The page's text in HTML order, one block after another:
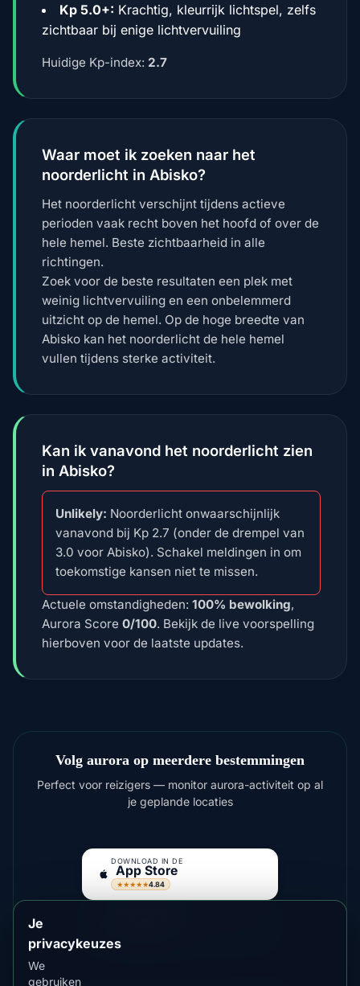
Kp 5.0+: Krachtig, kleurrijk lichtspel, zelfs
zichtbaar bij enige lichtvervuiling
Huidige Kp-index: 2.7
Waar moet ik zoeken naar het
noorderlicht in Abisko?
Het noorderlicht verschijnt tijdens actieve
perioden vaak recht boven het hoofd of over de
hele hemel. Beste zichtbaarheid in alle
richtingen.
Zoek voor de beste resultaten een plek met
weinig lichtvervuiling en een onbelemmerd
uitzicht op de hemel. Op de hoge breedte van
Abisko kan het noorderlicht de hele hemel
vullen tijdens sterke activiteit.
Kan ik vanavond het noorderlicht zien
in Abisko?
Unlikely: Noorderlicht onwaarschijnlijk
vanavond bij Kp 2.7 (onder de drempel van
3.0 voor Abisko). Schakel meldingen in om
toekomstige kansen niet te missen.
Actuele omstandigheden: 100% bewolking,
Aurora Score 0/100. Bekijk de live voorspelling
hierboven voor de laatste updates.
Volg aurora op meerdere bestemmingen
Perfect voor reizigers — monitor aurora-activiteit op al
je geplande locaties
DOWNLOAD IN DE
App Store
★★★★★4.84
Je
privacykeuzes
We
gebruiken